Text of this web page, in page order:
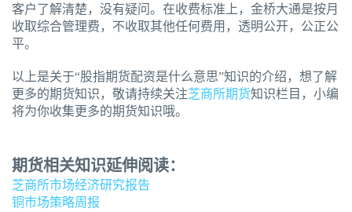
客户了解清楚，没有疑问。在收费标准上，金桥大通是按月
收取综合管理费，不收取其他任何费用，透明公开，公正公
平。
以上是关于“股指期货配资是什么意思”知识的介绍，想了解
更多的期货知识，敬请持续关注芝商所期货知识栏目，小编
将为你收集更多的期货知识哦。
期货相关知识延伸阅读：
芝商所市场经济研究报告
铜市场策略周报